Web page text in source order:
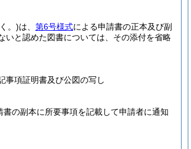
。)は、 第6号様式による申請書の正本及び副
いと認めた図書については、その添付を省略
事項証明書及び公図の写し
の副本に所要事項を記載して申請者に通知